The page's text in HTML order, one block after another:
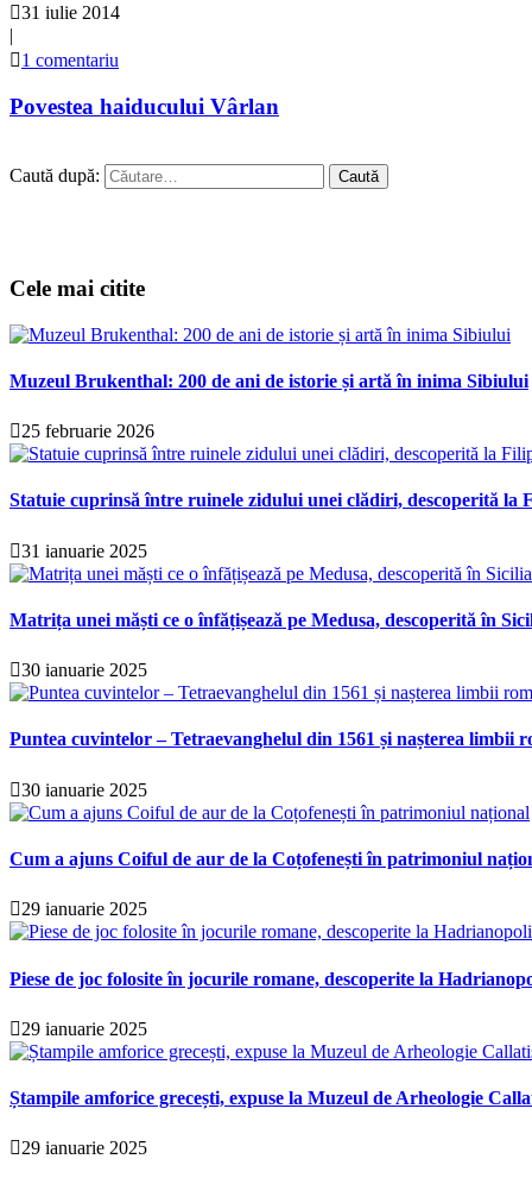
31 iulie 2014
|
1 comentariu
Povestea haiducului Vârlan
Caută după:
Cele mai citite
Muzeul Brukenthal: 200 de ani de istorie și artă în inima Sibiului
25 februarie 2026
Statuie cuprinsă între ruinele zidului unei clădiri, descoperită la
31 ianuarie 2025
Matrița unei măști ce o înfățișează pe Medusa, descoperită în
30 ianuarie 2025
Puntea cuvintelor – Tetraevanghelul din 1561 și nașterea limbii
30 ianuarie 2025
Cum a ajuns Coiful de aur de la Coțofenești în patrimoniul
29 ianuarie 2025
Piese de joc folosite în jocurile romane, descoperite la
29 ianuarie 2025
Ștampile amforice grecești, expuse la Muzeul de Arheologie
29 ianuarie 2025